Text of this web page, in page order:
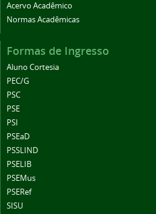
Acervo Acadêmico
Normas Acadêmicas
Formas de Ingresso
Aluno Cortesia
PEC/G
PSC
PSE
PSI
PSEaD
PSSLIND
PSELIB
PSEMus
PSERef
SISU